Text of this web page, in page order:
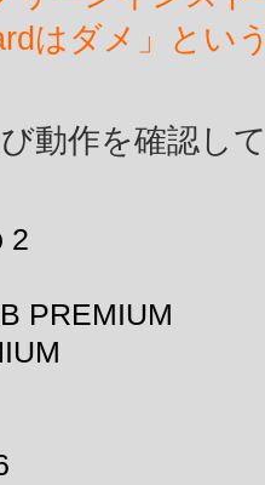
はダメ」とい
動作を確認し
2
PREMIUM